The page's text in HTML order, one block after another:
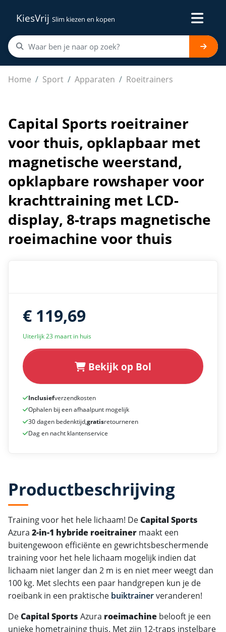
KiesVrij Slim kiezen en kopen
Home Sport Apparaten Roeitrainers
Capital Sports roeitrainer voor thuis, opklapbaar met
Capital Sports roeitrainer
voor thuis, opklapbaar met
magnetische weerstand,
opklapbare rowshaper voor
krachttraining met LCD-
display, 8-traps magnetische
roeimachine voor thuis
€ 119,69
Uiterlijk 23 maart in huis
Bekijk op Bol
Inclusiefverzendkosten
Ophalen bij een afhaalpunt mogelijk
30 dagen bedenktijd,gratisretourneren
Dag en nacht klantenservice
Productbeschrijving
Training voor het hele lichaam! DeCapital Sports
Azura 2-in-1 hybride roeitrainer maakt een
buitengewoon efficiënte en gewrichtsbeschermende
training voor het hele lichaam mogelijk indien dat
lichaam niet langer dan 2 m is en niet meer weegt dan
100 kg. Met slechts een paar handgrepen kun je de
roeibank in een praktische buiktrainerveranderen!
DeCapital Sports Azura roeimachine belooft je een
unieke hometraining thuis. Met zijn 12-traps instelbare